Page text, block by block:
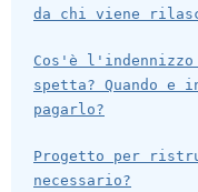
da chi viene
Cos'è
spetta? Quando e
pagarlo?
Progetto per
necessario?